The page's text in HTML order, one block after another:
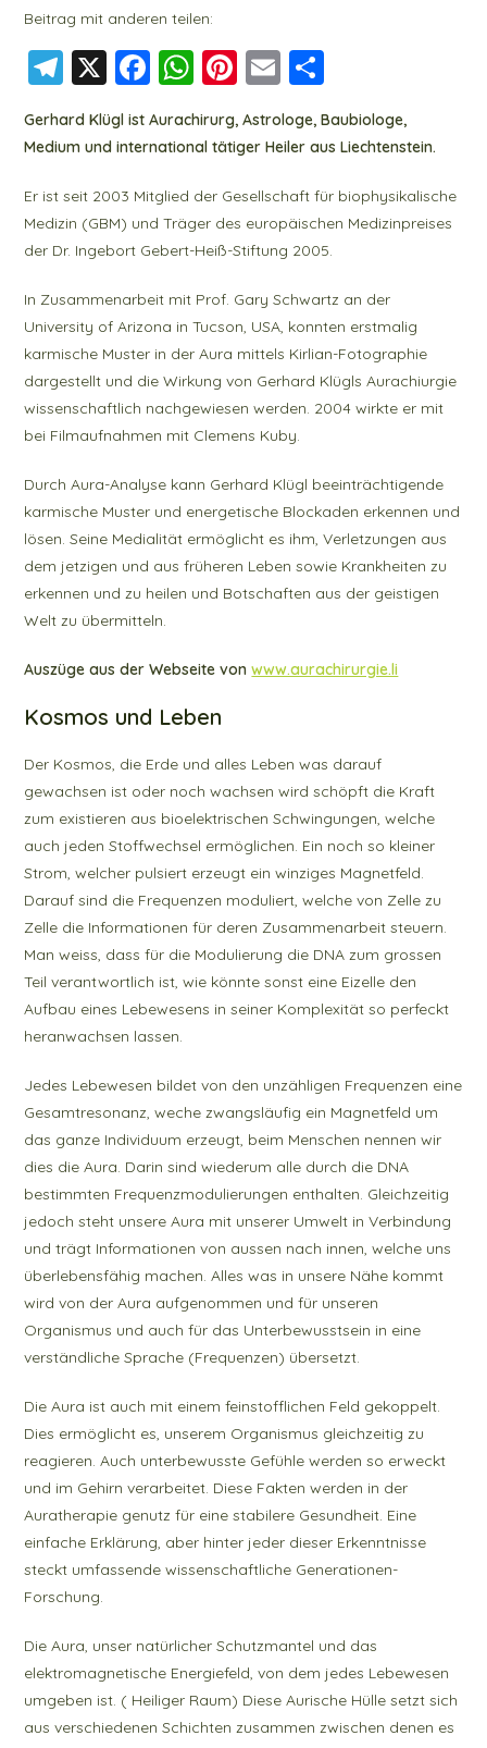
Beitrag mit anderen teilen:
T
el
e
r
a
X
F
a
c
b
o
k
W
h
at
A
p
Pi
nt
er
st
E
m
ai
ei
le
Gerhard Klügl ist Aurachirurg, Astrologe, Baubiologe,
Medium und international tätiger Heiler aus Liechtenstein.
Er ist seit 2003 Mitglied der Gesellschaft für biophysikalische
Medizin (GBM) und Träger des europäischen Medizinpreises
der Dr. Ingebort Gebert-Heiß-Stiftung 2005.
In Zusammenarbeit mit Prof. Gary Schwartz an der
University of Arizona in Tucson, USA, konnten erstmalig
karmische Muster in der Aura mittels Kirlian-Fotographie
dargestellt und die Wirkung von Gerhard Klügls Aurachiurgie
wissenschaftlich nachgewiesen werden. 2004 wirkte er mit
bei Filmaufnahmen mit Clemens Kuby.
Durch Aura-Analyse kann Gerhard Klügl beeinträchtigende
karmische Muster und energetische Blockaden erkennen und
lösen. Seine Medialität ermöglicht es ihm, Verletzungen aus
dem jetzigen und aus früheren Leben sowie Krankheiten zu
erkennen und zu heilen und Botschaften aus der geistigen
Welt zu übermitteln.
Auszüge aus der Webseite vonwww.aurachirurgie.li
Kosmos und Leben
Der Kosmos, die Erde und alles Leben was darauf
gewachsen ist oder noch wachsen wird schöpft die Kraft
zum existieren aus bioelektrischen Schwingungen, welche
auch jeden Stoffwechsel ermöglichen. Ein noch so kleiner
Strom, welcher pulsiert erzeugt ein winziges Magnetfeld.
Darauf sind die Frequenzen moduliert, welche von Zelle zu
Zelle die Informationen für deren Zusammenarbeit steuern.
Man weiss, dass für die Modulierung die DNA zum grossen
Teil verantwortlich ist, wie könnte sonst eine Eizelle den
Aufbau eines Lebewesens in seiner Komplexität so perfeckt
heranwachsen lassen.
Jedes Lebewesen bildet von den unzähligen Frequenzen eine
Gesamtresonanz, weche zwangsläufig ein Magnetfeld um
das ganze Individuum erzeugt, beim Menschen nennen wir
dies die Aura. Darin sind wiederum alle durch die DNA
bestimmten Frequenzmodulierungen enthalten. Gleichzeitig
jedoch steht unsere Aura mit unserer Umwelt in Verbindung
und trägt Informationen von aussen nach innen, welche uns
überlebensfähig machen. Alles was in unsere Nähe kommt
wird von der Aura aufgenommen und für unseren
Organismus und auch für das Unterbewusstsein in eine
verständliche Sprache (Frequenzen) übersetzt.
Die Aura ist auch mit einem feinstofflichen Feld gekoppelt.
Dies ermöglicht es, unserem Organismus gleichzeitig zu
reagieren. Auch unterbewusste Gefühle werden so erweckt
und im Gehirn verarbeitet. Diese Fakten werden in der
Auratherapie genutz für eine stabilere Gesundheit. Eine
einfache Erklärung, aber hinter jeder dieser Erkenntnisse
steckt umfassende wissenschaftliche Generationen-
Forschung.
Die Aura, unser natürlicher Schutzmantel und das
elektromagnetische Energiefeld, von dem jedes Lebewesen
umgeben ist. ( Heiliger Raum) Diese Aurische Hülle setzt sich
aus verschiedenen Schichten zusammen zwischen denen es